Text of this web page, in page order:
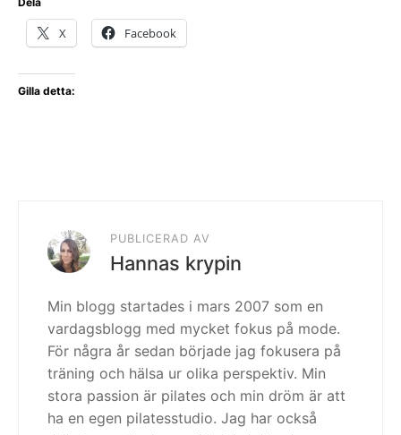
X Facebook
Gilla detta:
PUBLICERAD AV
Hannas krypin
Min blogg startades i mars 2007 som en
vardagsblogg med mycket fokus på mode.
För några år sedan började jag fokusera på
träning och hälsa ur olika perspektiv. Min
stora passion är pilates och min dröm är att
ha en egen pilatesstudio. Jag har också